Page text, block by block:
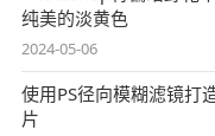
纯美的淡黄色
2024-05-06
使用PS径向模糊滤镜打
片